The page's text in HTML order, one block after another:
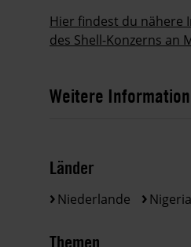
Hier findest du nähere
des Shell-Konzerns an
Weitere
Länder
Niederlande Nigeria
Themen